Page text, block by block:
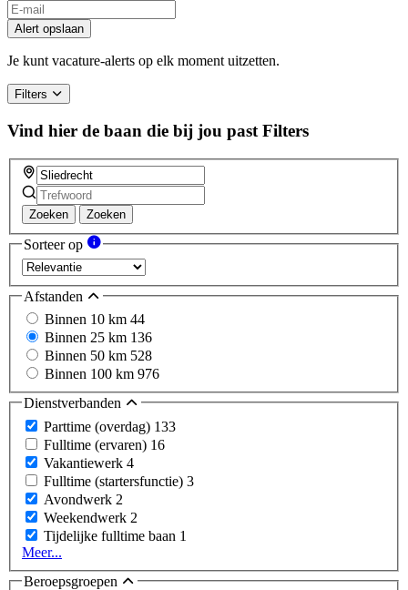
Alert opslaan
Je kunt vacature-alerts op elk moment uitzetten.
Filters
Vind hier de baan die bij jou past Filters
Zoeken Zoeken
Sorteer op
Afstanden
Binnen 10 km 44
Binnen 25 km 136
Binnen 50 km 528
Binnen 100 km 976
Dienstverbanden
Parttime (overdag) 133
Fulltime (ervaren) 16
Vakantiewerk 4
Fulltime (startersfunctie) 3
Avondwerk 2
Weekendwerk 2
Tijdelijke fulltime baan 1
Meer...
Beroepsgroepen